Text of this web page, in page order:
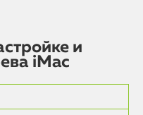
и
iMac